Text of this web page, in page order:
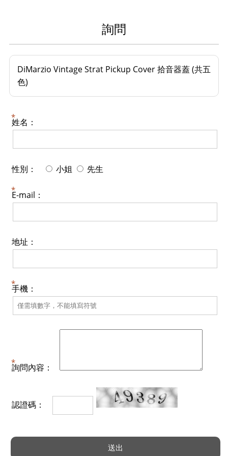
詢問
DiMarzio Vintage Strat Pickup Cover 拾音器蓋 (共五
色)
姓名：
性別： 小姐 先生
E-mail：
地址：
手機：
詢問內容：
認證碼：